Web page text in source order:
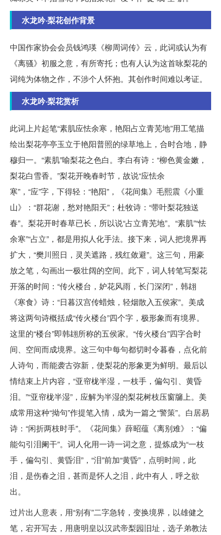
水龙吟·梨花创作背景
中国作家协会会员钱鸿瑛《柳周词传》云，此词或认为有
《离骚》初服之意，有所寄托；也有人认为这首咏梨花的
词纯为体物之作，不涉个人怀抱。其创作时间难以考证。
水龙吟·梨花赏析
此词上片起笔“素肌应怯余寒，艳阳占立青芜地”用工笔描
绘出梨花亭亭玉立于艳阳普照的绿草地上，合时合地，静
穆归一。“素肌”喻梨花之色白。李白有诗：“柳色黄金嫩，
梨花白雪香。”梨花开晚春时节，故说“应怯余
寒”，“应”字，下得轻：“艳阳”，《花间集》毛熙震《小重
山》：“群花谢，愁对艳阳天”；杜牧诗：“带叶梨花独送
春”。梨花开时春草已长，所以说“占立青芜地”。“素肌”“怯
余寒”“占立”，都是用拟人化手法。接下来，词人把境界再
扩大，“樊川照日，灵关遮路，残红敛避”。这三句，用豪
放之笔，勾画出一极壮阔的空间。此下，词人转笔写梨花
开落的时间：“传火楼台，妒花风雨，长门深闭”，韩翃
《寒食》诗：“日暮汉宫传蜡烛，轻烟散入五侯家”。美成
将这两句诗概括成“传火楼台”四个字，极形象而有境界。
这里的“楼台”即韩翃所称的五侯家。“传火楼台”四字合时
间、空间而成境界。这三句中每句都切时令暮春，点化前
人诗句，而能袭古弥新，使梨花的形象更为鲜明。最后以
情结束上片内容，“亚帘栊半湿，一枝手，偏勾引、黄昏
泪。”“亚帘栊半湿”，应解为半湿的梨花树枝压窗牖上。美
成常用这种“拗句”作提笔入情，成为一篇之“警策”。白居易
诗：“闲折两枝时手”。《花间集》薛昭蕴《离别难》：“偏
能勾引泪阑干”。词人化用一诗一词之意，提炼成为“一枝
手，偏勾引、黄昏泪”，“泪”前加“黄昏”，点明时间，此
泪，是伤春之泪，甚而是怀人之泪，此中有人，呼之欲
出。
过片出人意表，用“别有”二字急转，变换境界，以雄健之
笔，宕开写去，用唐明皇以汉武帝梨园旧址，选子弟教法